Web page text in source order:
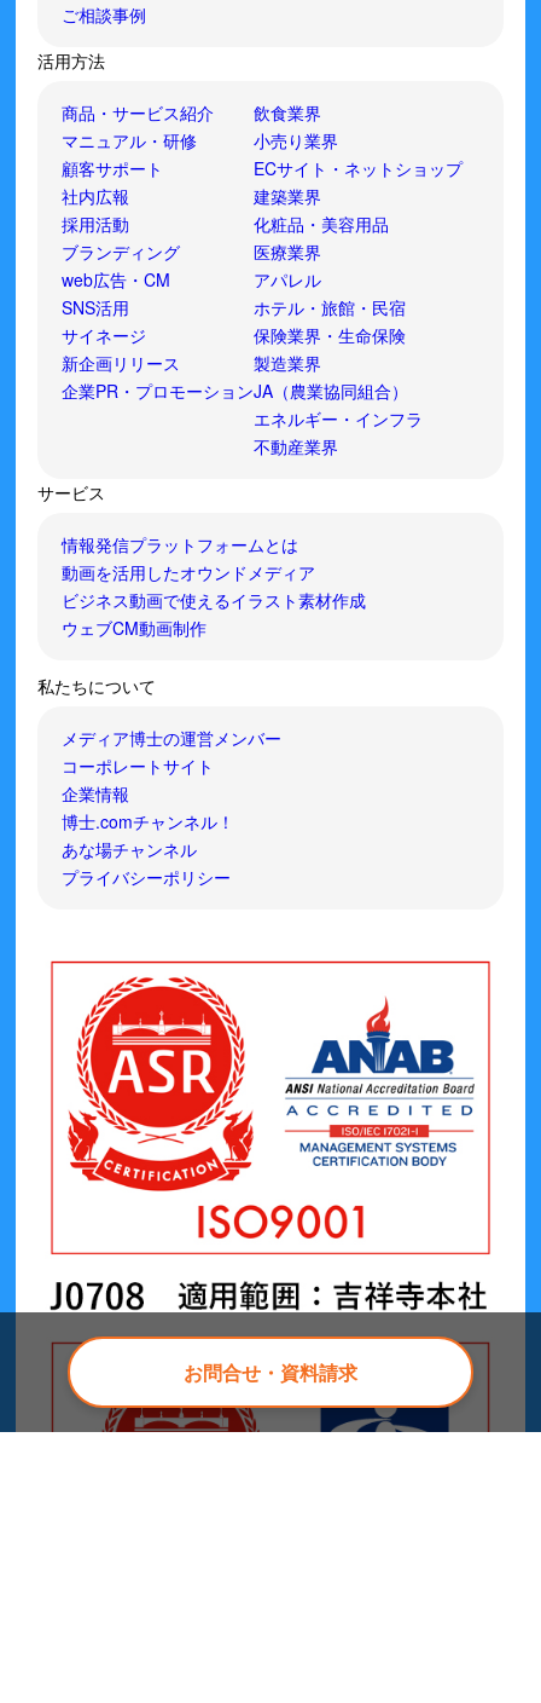
お問合せ・資料請求
ご相談事例
活用方法
商品・サービス紹介
マニュアル・研修
顧客サポート
社内広報
採用活動
ブランディング
web広告・CM
SNS活用
サイネージ
新企画リリース
企業PR・プロモーション
飲食業界
小売り業界
ECサイト・ネットショップ
建築業界
化粧品・美容用品
医療業界
アパレル
ホテル・旅館・民宿
保険業界・生命保険
製造業界
JA（農業協同組合）
エネルギー・インフラ
不動産業界
サービス
情報発信プラットフォームとは
動画を活用したオウンドメディア
ビジネス動画で使えるイラスト素材作成
ウェブCM動画制作
私たちについて
メディア博士の運営メンバー
コーポレートサイト
企業情報
博士.comチャンネル！
あな場チャンネル
プライバシーポリシー